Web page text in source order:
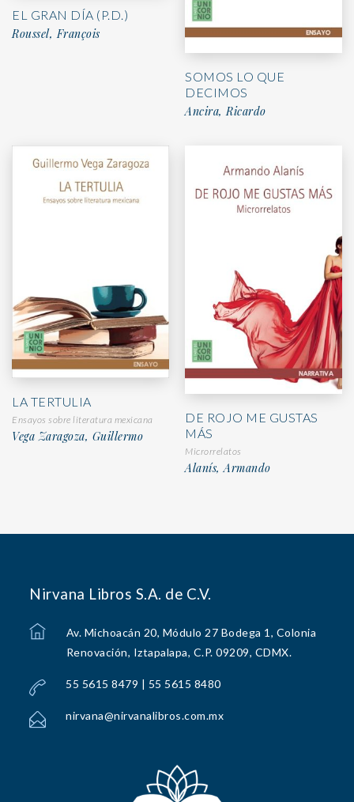
EL GRAN DÍA (P.D.)
Roussel, François
SOMOS LO QUE
DECIMOS
Ancira, Ricardo
LA TERTULIA
Ensayos sobre literatura mexicana
Vega Zaragoza, Guillermo
DE ROJO ME GUSTAS
MÁS
Microrrelatos
Alanís, Armando
Nirvana Libros S.A. de C.V.
Av. Michoacán 20, Módulo 27 Bodega 1, Colonia
Renovación, Iztapalapa, C.P. 09209, CDMX.
55 5615 8479 | 55 5615 8480
nirvana@nirvanalibros.com.mx